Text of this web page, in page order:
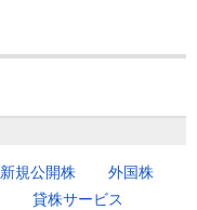
新規公開株
外国株
貸株サービス